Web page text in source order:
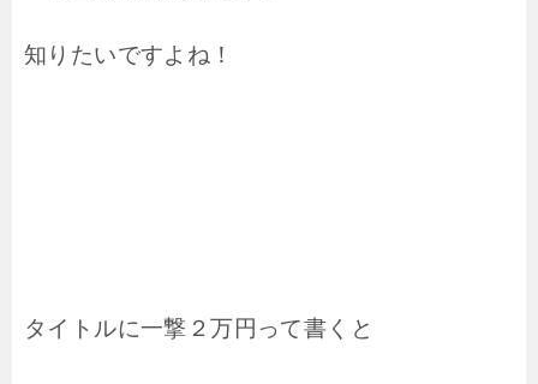
知りたいですよね！
タイトルに一撃２万円って書くと